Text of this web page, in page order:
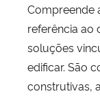
Compreende
referência ao
soluções
edificar. São
construtivas,